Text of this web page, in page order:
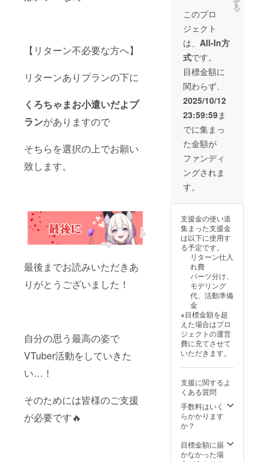
【リターン不必要な方へ】
リターンありプランの下に
くろちゃまお小遣いだよプ
ランがありますので
そちらを選択の上でお願い
致します。
最後までお読みいただきあ
りがとうございました！
自分の思う最高の姿で
VTuber活動をしていきた
い…！
そのためには皆様のご支援
が必要です🔥
３０秒ほどの動
画をメールにて
URLでお渡し。
┗内容は共通と
なります。 ◇ク
ラファン限定オ
リジナルPC壁紙
◇クラファン限
定オリジナルス
マホ壁紙 ◇初配
信内のスライド
にお名前掲載 ┗
備考欄に希望さ
れるお名前をご
記入ください。︎
◇支援者様限定
プロジェクトの
進捗報告
考欄に生月日を
ご記入くださ
い。︎ ◇CF限定ア
クリルスタンド
┗サイズ：
100mm ◇CF限
定アクリルキー
ホルダー３種 ┗
サイズ：70ｍｍ
◇CF限定BIG缶
バッジ３種 ┗サ
イズ：長方形
53×78mm ◇直
筆サイン入り
メッセージ色紙
◇CF限定チェキ
風カード３種 ┗
サイズ：
89×63mm ◇あ
させていただき
ます。 ┣１０秒
ほどの動画音声
データをメール
にてURLでお渡
しとなります。
┗備考欄に希望
されるお名前を
ご記入くださ
い。︎ ◇Live2d姿
でのお礼動画 ┣
３０秒ほどの動
画をメールにて
URLでお渡し。
┗内容は共通と
リジナルPC壁紙
◇クラファン限
定オリジナルス
マホ壁紙 ◇初配
信内のスライド
にお名前掲載 ┗
備考欄に希望さ
れるお名前をご
記入ください。︎
ください。︎ ◆支
援者様限定プロ
ジェクトの進捗
報告
す
る
このプロ
ジェクト
は、 All-In方
式です。
目標金額に
関わらず、
2025/10/12
23:59:59ま
でに集まっ
た金額が
ファンディ
ングされま
す。
支援金の使い道
集まった支援金
は以下に使用す
る予定です。
リターン仕入
れ費
パーツ分け、
モデリング
代、活動準備
金
※目標金額を超
えた場合はプロ
ジェクトの運営
費に充てさせて
いただきます。
支援に関するよ
くある質問
手数料はいく
らかかります
か？
目標金額に届
かなかった場